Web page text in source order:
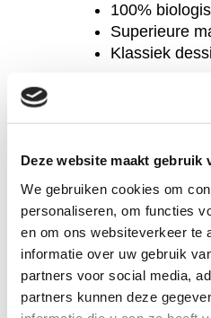
Deze website maakt gebruik
We gebruiken cookies om
personaliseren, om functies
en om ons websiteverkeer te
informatie over uw gebruik
partners voor social media,
partners kunnen deze
100%
Superieure
Klassiek
stoffen is 1 meter.
om bijvoorbeeld
bestellen, maar
minder dan een
in behandeling
Op maat geknipte